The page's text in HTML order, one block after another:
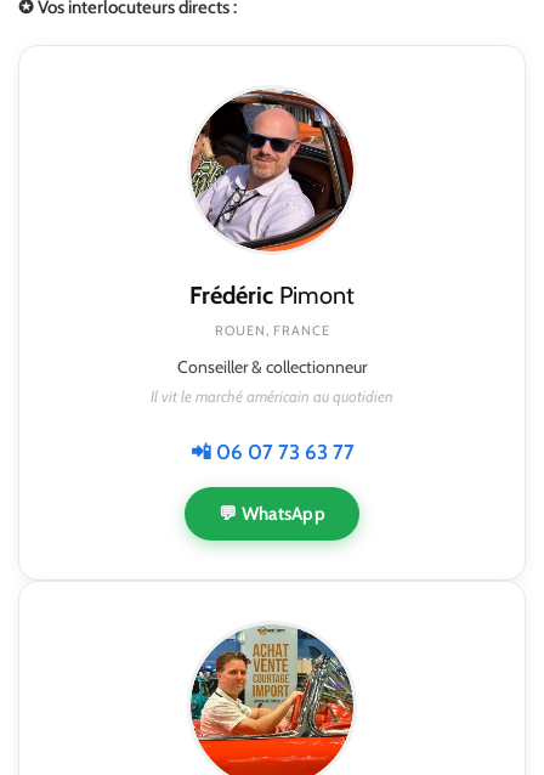
✪ Vos interlocuteurs directs :
Frédéric Pimont
ROUEN, FRANCE
Conseiller & collectionneur
Il vit le marché américain au quotidien
📲 06 07 73 63 77
💬 WhatsApp